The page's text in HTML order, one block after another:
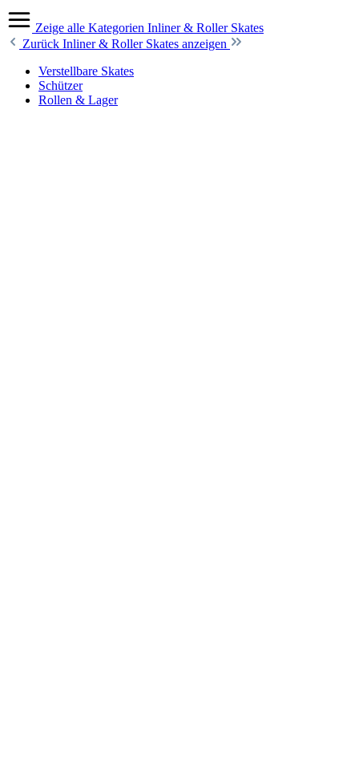
Zeige alle Kategorien Inliner & Roller Skates
Zurück Inliner & Roller Skates anzeigen
Verstellbare Skates
Schützer
Rollen & Lager